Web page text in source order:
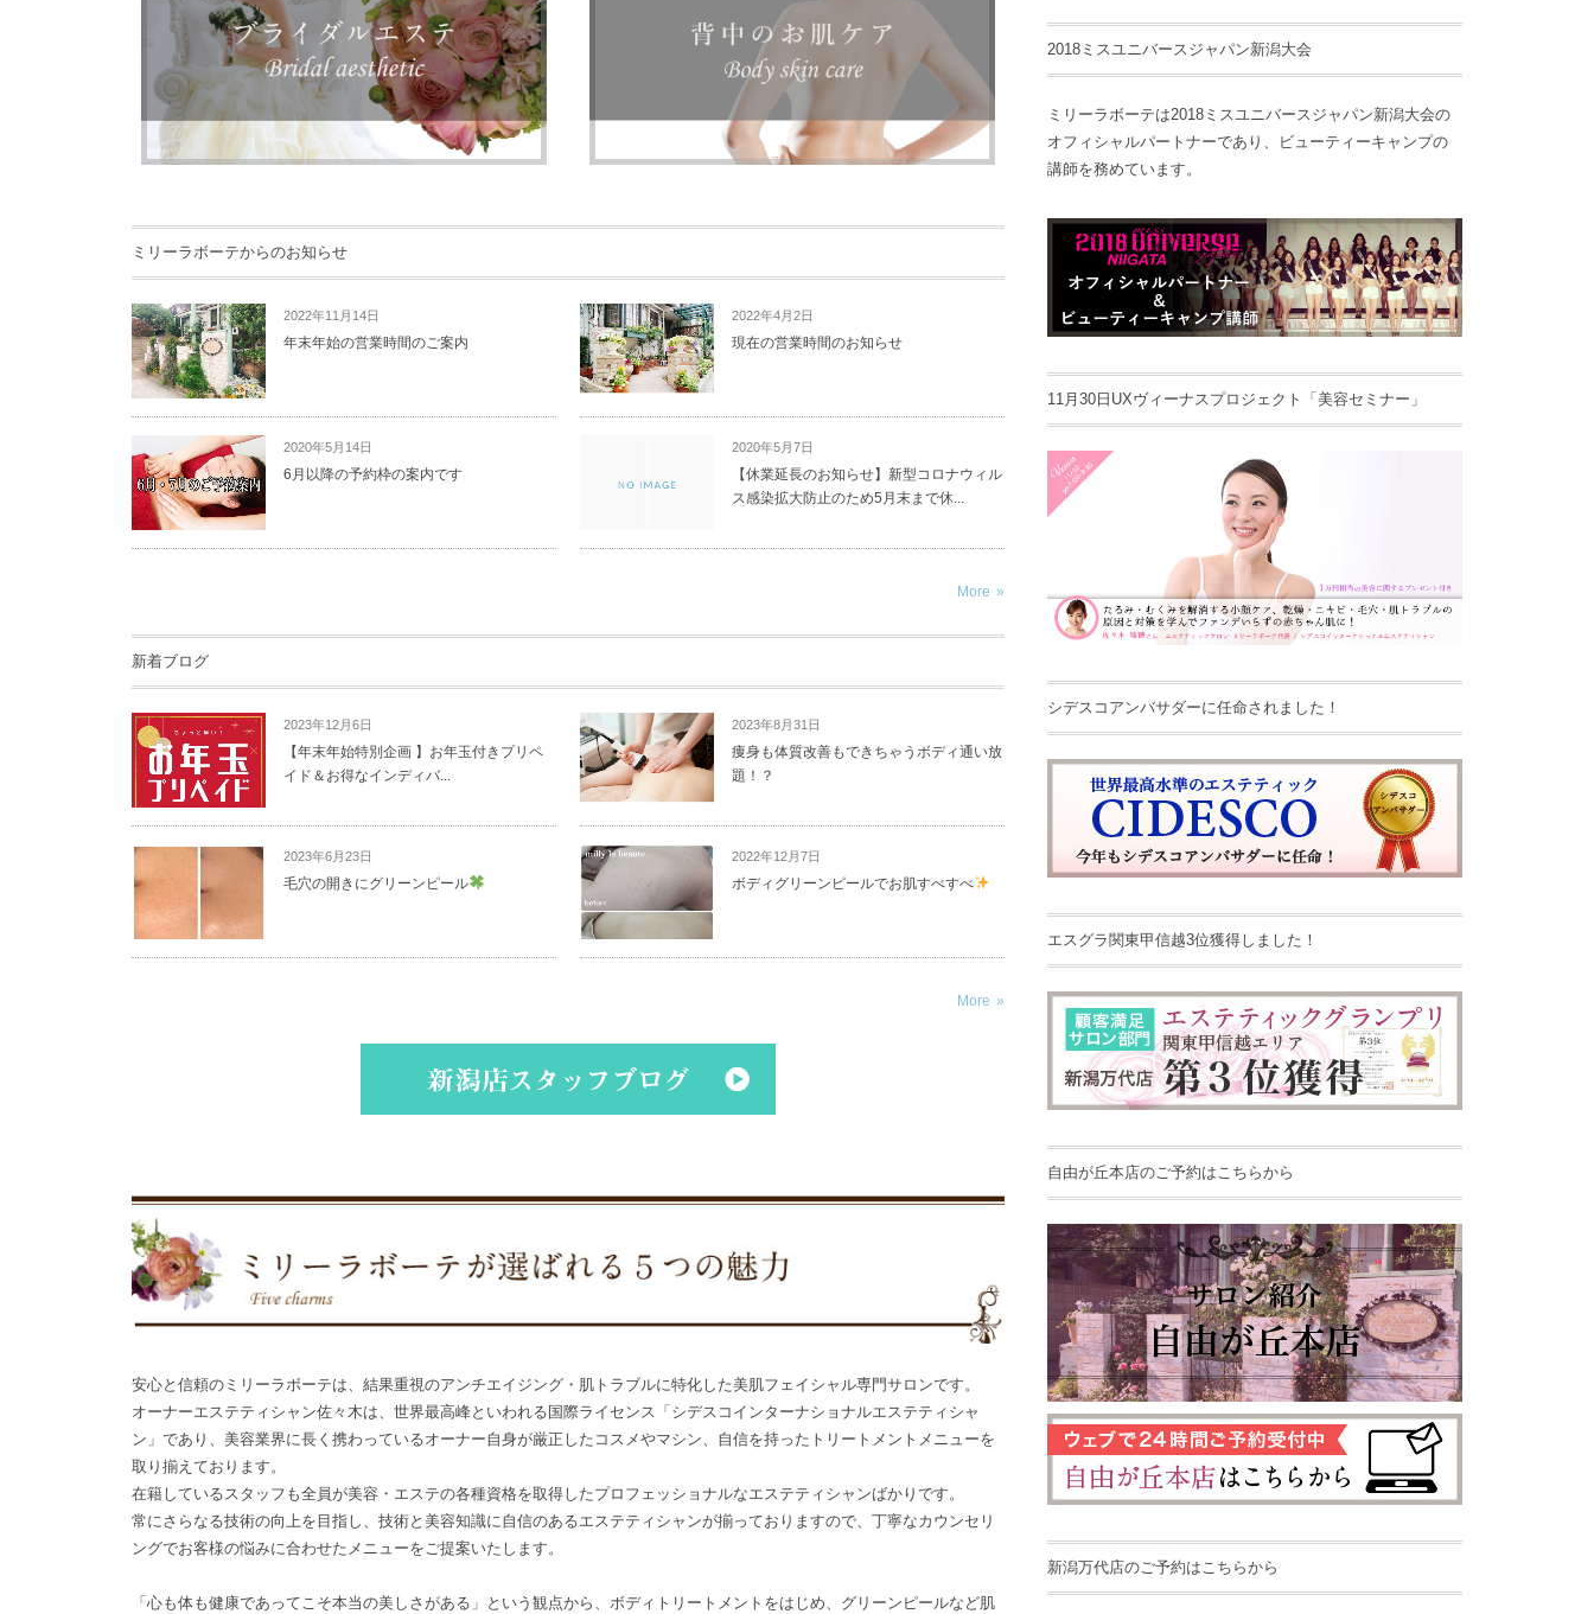
ブライダルエステ ボディ・背中のお肌ケア
ミリーラボーテからのお知らせ
2022年11月14日
年末年始の営業時間のご案内
2022年4月2日
現在の営業時間のお知らせ
2020年5月14日
6月以降の予約枠の案内です
2020年5月7日
【休業延長のお知らせ】新型コロナウィル
ス感染拡大防止のため5月末まで休...
More
新着ブログ
2023年12月6日
【年末年始特別企画 】お年玉付きプリペ
イド＆お得なインディバ...
2023年8月31日
痩身も体質改善もできちゃうボディ通い放
題！？
2023年6月23日
毛穴の開きにグリーンピール
2022年12月7日
ボディグリーンピールでお肌すべすべ
More
安心と信頼のミリーラボーテは、結果重視のアンチエイジング・肌トラブルに特化した美肌フェイシャル専門サロンです。
オーナーエステティシャン佐々木は、世界最高峰といわれる国際ライセンス「シデスコインターナショナルエステティシャ
ン」であり、美容業界に長く携わっているオーナー自身が厳正したコスメやマシン、自信を持ったトリートメントメニューを
取り揃えております。
在籍しているスタッフも全員が美容・エステの各種資格を取得したプロフェッショナルなエステティシャンばかりです。
常にさらなる技術の向上を目指し、技術と美容知識に自信のあるエステティシャンが揃っておりますので、丁寧なカウンセリ
ングでお客様の悩みに合わせたメニューをご提案いたします。
「心も体も健康であってこそ本当の美しさがある」という観点から、ボディトリートメントをはじめ、グリーンピールなど肌
2018ミスユニバースジャパン新潟大会
ミリーラボーテは2018ミスユニバースジャパン新潟大会の
オフィシャルパートナーであり、ビューティーキャンプの
講師を務めています。
11月30日UXヴィーナスプロジェクト「美容セミナー」
シデスコアンバサダーに任命されました！
エスグラ関東甲信越3位獲得しました！
自由が丘本店のご予約はこちらから
新潟万代店のご予約はこちらから